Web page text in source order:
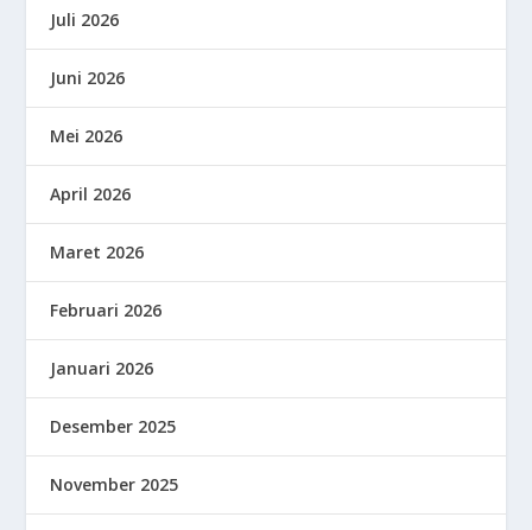
Juli 2026
Juni 2026
Mei 2026
April 2026
Maret 2026
Februari 2026
Januari 2026
Desember 2025
November 2025